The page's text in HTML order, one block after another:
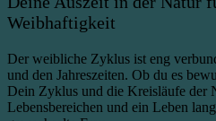
Weibhaftigkeit
Der weibliche Zyklus ist eng
und den Jahreszeiten. Ob du es
Dein Zyklus und die Kreisläufe der
Lebensbereichen und ein Leben